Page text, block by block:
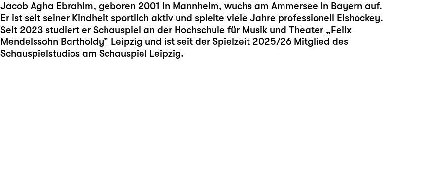
Jacob Agha Ebrahim, geboren 2001 in Mannheim, wuchs am Ammersee in Bayern auf.
Er ist seit seiner Kindheit sportlich aktiv und spielte viele Jahre professionell Eishockey.
Seit 2023 studiert er Schauspiel an der Hochschule für Musik und Theater „Felix
Mendelssohn Bartholdy“ Leipzig und ist seit der Spielzeit 2025/26 Mitglied des
Schauspielstudios am Schauspiel Leipzig.